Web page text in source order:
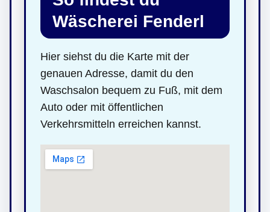
Wäscherei Fenderl
Hier siehst du die Karte mit der
genauen Adresse, damit du den
Waschsalon bequem zu Fuß, mit dem
Auto oder mit öffentlichen
Verkehrsmitteln erreichen kannst.